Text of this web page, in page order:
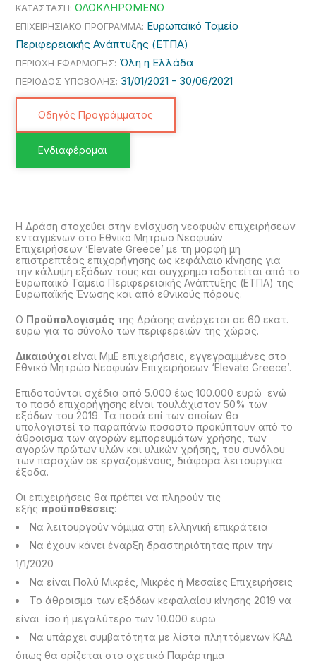
ΚΑΤΑΣΤΑΣΗ: ΟΛΟΚΛΗΡΩΜΕΝΟ
ΕΠΙΧΕΙΡΗΣΙΑΚΟ ΠΡΟΓΡΑΜΜΑ: Ευρωπαϊκό Ταμείο
Περιφερειακής Ανάπτυξης (ΕΤΠΑ)
ΠΕΡΙΟΧΗ ΕΦΑΡΜΟΓΗΣ: Όλη η Ελλάδα
ΠΕΡΙΟΔΟΣ ΥΠΟΒΟΛΗΣ: 31/01/2021 - 30/06/2021
Οδηγός Προγράμματος
Ενδιαφέρομαι
Η Δράση στοχεύει στην ενίσχυση νεοφυών επιχειρήσεων
ενταγμένων στο Εθνικό Μητρώο Νεοφυών
Επιχειρήσεων ‘Elevate Greece’ με τη μορφή μη
επιστρεπτέας επιχορήγησης ως κεφάλαιο κίνησης για
την κάλυψη εξόδων τους και συγχρηματοδοτείται από το
Ευρωπαϊκό Ταμείο Περιφερειακής Ανάπτυξης (ΕΤΠΑ) της
Ευρωπαϊκής Ένωσης και από εθνικούς πόρους.
O Προϋπολογισμός της Δράσης ανέρχεται σε 60 εκατ.
ευρώ για το σύνολο των περιφερειών της χώρας.
Δικαιούχοι είναι ΜμΕ επιχειρήσεις, εγγεγραμμένες στο
Εθνικό Μητρώο Νεοφυών Επιχειρήσεων ‘Elevate Greece’.
Επιδοτούνται σχέδια από 5.000 έως 100.000 ευρώ ενώ
το ποσό επιχορήγησης είναι τουλάχιστον 50% των
εξόδων του 2019. Τα ποσά επί των οποίων θα
υπολογιστεί το παραπάνω ποσοστό προκύπτουν από το
άθροισμα των αγορών εμπορευμάτων χρήσης, των
αγορών πρώτων υλών και υλικών χρήσης, του συνόλου
των παροχών σε εργαζομένους, διάφορα λειτουργικά
έξοδα.
Οι επιχειρήσεις θα πρέπει να πληρούν τις
εξής προϋποθέσεις:
Να λειτουργούν νόμιμα στη ελληνική επικράτεια
Να έχουν κάνει έναρξη δραστηριότητας πριν την
1/1/2020
Να είναι Πολύ Μικρές, Μικρές ή Μεσαίες Επιχειρήσεις
Το άθροισμα των εξόδων κεφαλαίου κίνησης 2019 να
είναι ίσο ή μεγαλύτερο των 10.000 ευρώ
Να υπάρχει συμβατότητα με λίστα πληττόμενων ΚΑΔ
όπως θα ορίζεται στο σχετικό Παράρτημα